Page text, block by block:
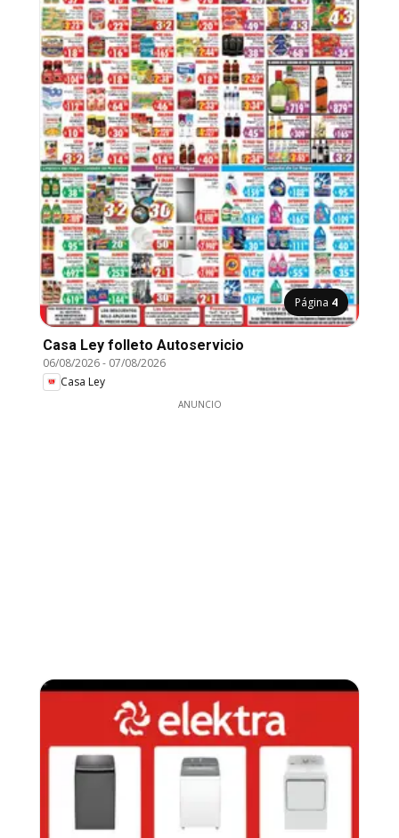
Página 4
Casa Ley folleto Autoservicio
06/08/2026- 07/08/2026
Casa Ley
ANUNCIO